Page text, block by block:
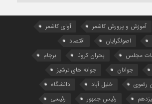
آموزش و پرورش کاشمر
آوای کاشمر
اصولگرایان
اقتصاد
مجلس بحران کرونا
برجام
جوانان
جوانه های ترشیز
رضوی خلیل آباد
دانشگاه
رئیس جمهور
رئیسی